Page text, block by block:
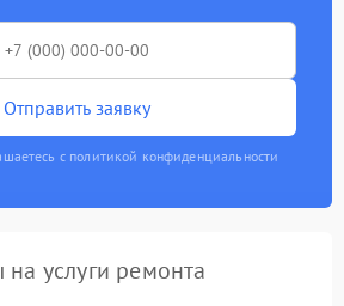
Отправить заявку
с политикой конфиденциальности
услуги ремонта